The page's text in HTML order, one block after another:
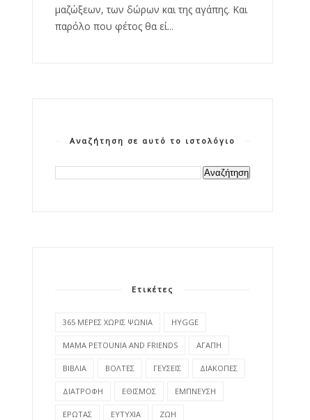
μαζώξεων, των δώρων και της αγάπης. Και
παρόλο που φέτος θα εί...
Αναζήτηση σε αυτό το ιστολόγιο
Ετικέτες
365 ΜΕΡΕΣ ΧΩΡΙΣ ΨΩΝΙΑ HYGGE
MAMA PETOUNIA AND FRIENDS ΑΓΑΠΗ
ΒΙΒΛΙΑ ΒΟΛΤΕΣ ΓΕΥΣΕΙΣ ΔΙΑΚΟΠΕΣ
ΔΙΑΤΡΟΦΗ ΕΘΙΣΜΟΣ ΕΜΠΝΕΥΣΗ
ΕΡΩΤΑΣ ΕΥΤΥΧΙΑ ΖΩΗ